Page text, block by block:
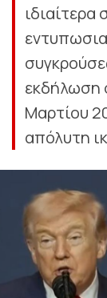
εκδήλωση
Μαρτίου
απόλυτη